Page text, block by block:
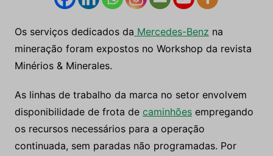
Os serviços dedicados da Mercedes-Benz na
mineração foram expostos no Workshop da revista
Minérios & Minerales.
As linhas de trabalho da marca no setor envolvem
disponibilidade de frota de caminhõesempregando
os recursos necessários para a operação
continuada, sem paradas não programadas. Por